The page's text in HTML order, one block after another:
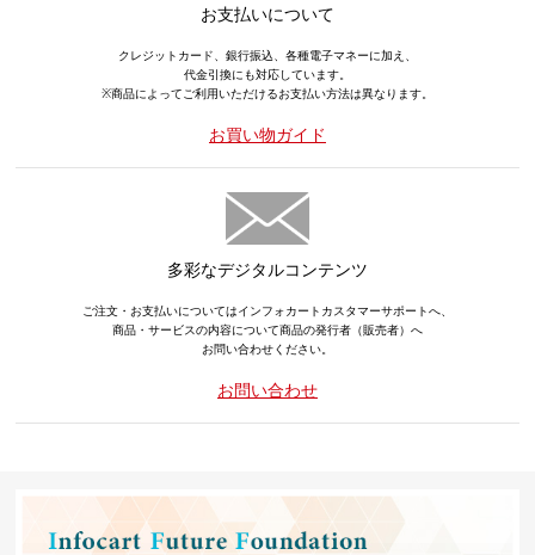
お支払いについて
クレジットカード、銀行振込、各種電子マネーに加え、
代金引換にも対応しています。
※商品によってご利用いただけるお支払い方法は異なります。
お買い物ガイド
多彩なデジタルコンテンツ
ご注文・お支払いについてはインフォカートカスタマーサポートへ、
商品・サービスの内容について商品の発行者（販売者）へ
お問い合わせください。
お問い合わせ